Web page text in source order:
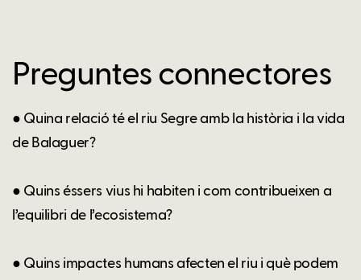
Preguntes connectores
● Quina relació té el riu Segre amb la història i la vida
de Balaguer?
● Quins éssers vius hi habiten i com contribueixen a
l’equilibri de l’ecosistema?
● Quins impactes humans afecten el riu i què podem